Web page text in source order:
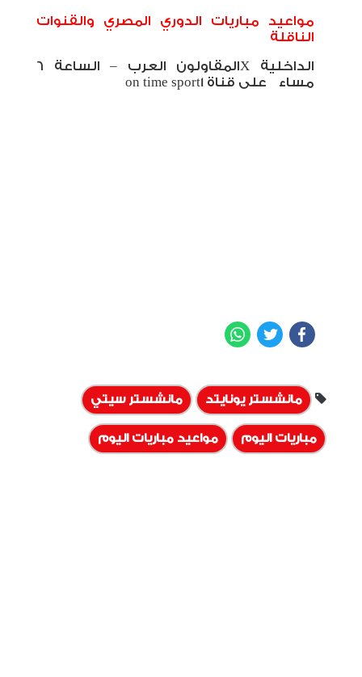
مواعيد مباريات الدوري المصري والقنوات
الناقلة
الداخلية X
المقاولون العرب – الساعة 6
مساء على قناة 1 on time sport
Facebook
Twitter
مانشستر يونايتد مانشستر سيتي
مباريات اليوم مواعيد مباريات اليوم